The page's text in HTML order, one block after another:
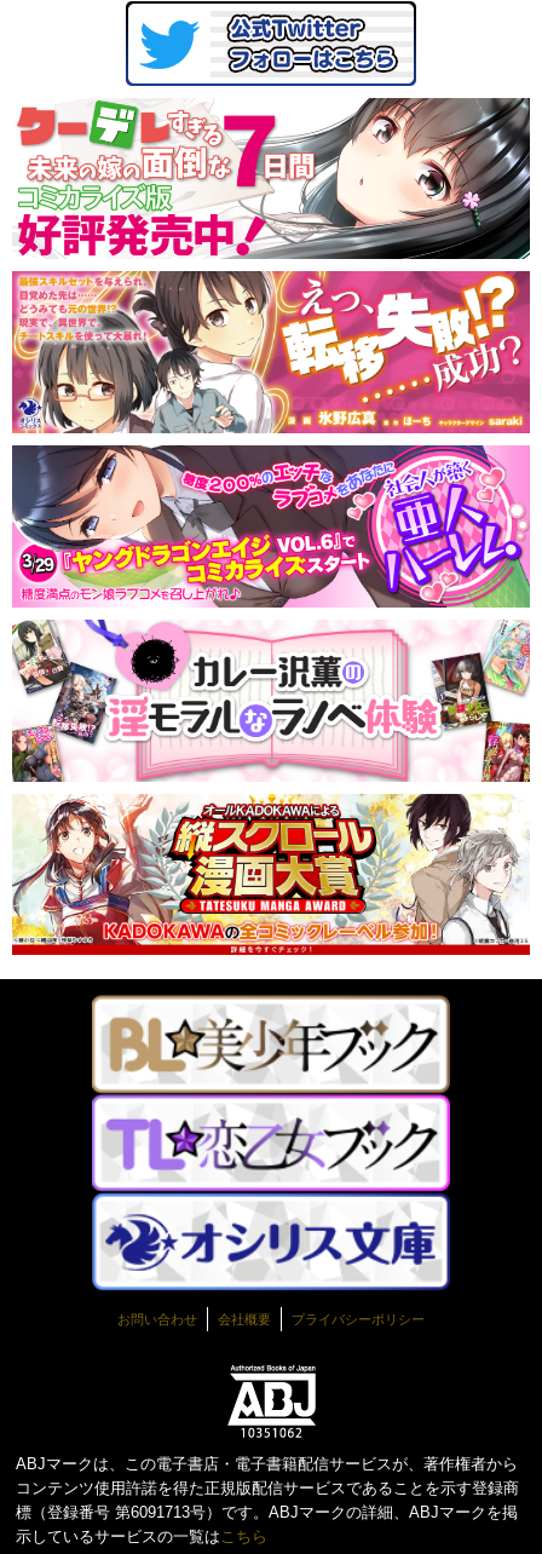
お問い合わせ 会社概要 プライバシーポリシー
ABJマークは、この電子書店・電子書籍配信サービスが、著作権者から
コンテンツ使用許諾を得た正規版配信サービスであることを示す登録商
標（登録番号 第6091713号）です。ABJマークの詳細、ABJマークを掲
示しているサービスの一覧はこちら